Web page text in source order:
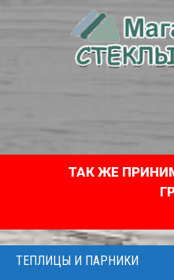
ТАК ЖЕ
ТЕПЛИЦЫ И ПАРНИКИ